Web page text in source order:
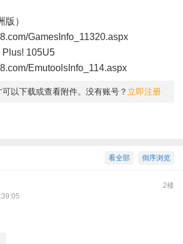
）
GamesInfo_11320.aspx
Plus! 105U5
EmutoolsInfo_114.aspx
可以下载或查看附件。没有账号？ 立即注册
倒序浏览
看全部
2楼